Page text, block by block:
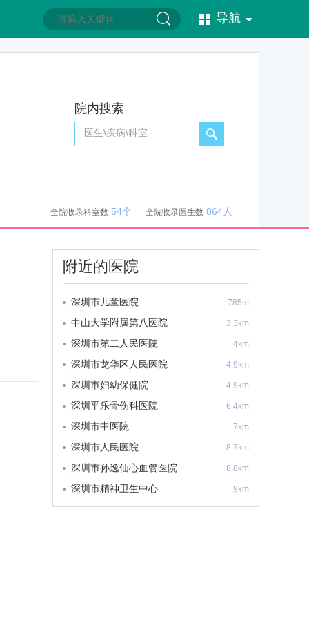
导航
院内搜索
全院收录科室数 54个 全院收录医生数 864人
附近的医院
深圳市儿童医院 785m
中山大学附属第八医院 3.3km
深圳市第二人民医院 4km
深圳市龙华区人民医院 4.9km
深圳市妇幼保健院 4.9km
深圳平乐骨伤科医院 6.4km
深圳市中医院 7km
深圳市人民医院 8.7km
深圳市孙逸仙心血管医院 8.8km
深圳市精神卫生中心 9km